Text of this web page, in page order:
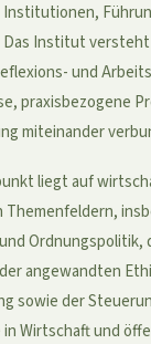
Institut versteht
und
praxisbezogene
miteinander
liegt auf
Themenfeldern,
Ordnungspolitik,
angewandten
sowie der
Wirtschaft und